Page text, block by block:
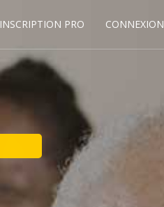
INSCRIPTION PRO CONNEXION